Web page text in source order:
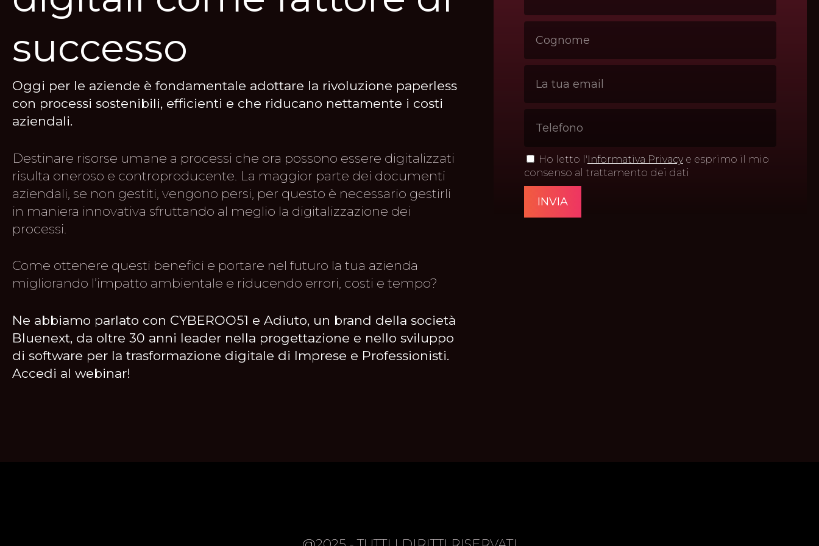
successo
Oggi per le aziende è fondamentale adottare la rivoluzione paperless
con processi sostenibili, efficienti e che riducano nettamente i costi
aziendali.
Destinare risorse umane a processi che ora possono essere digitalizzati
risulta oneroso e controproducente. La maggior parte dei documenti
aziendali, se non gestiti, vengono persi, per questo è necessario gestirli
in maniera innovativa sfruttando al meglio la digitalizzazione dei
processi.
Come ottenere questi benefici e portare nel futuro la tua azienda
migliorando l’impatto ambientale e riducendo errori, costi e tempo?
Ne abbiamo parlato con CYBEROO51 e Adiuto, un brand della società
Bluenext, da oltre 30 anni leader nella progettazione e nello sviluppo
di software per la trasformazione digitale di Imprese e Professionisti.
Accedi al webinar!
Ho letto l'Informativa Privacye esprimo il mio
consenso al trattamento dei dati